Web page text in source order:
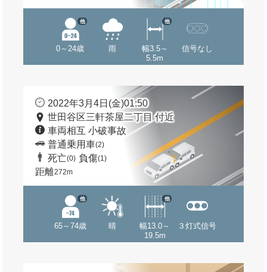
0～24歳
他
雨
幅3.5～
5.5m
他
信号なし
2022年3月4日(金)01:50
世田谷区三軒茶屋二丁目 付近
車両相互 小破事故
普通乗用車(2)
死亡(0) 負傷(1)
距離272m
65～74歳
他
晴
幅13.0～
19.5m
他
３灯式信号